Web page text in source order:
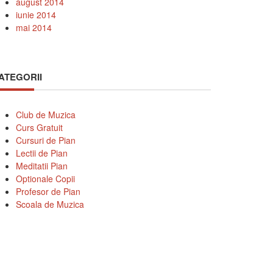
iunie 2014
mai 2014
Club de Muzica
Curs Gratuit
Cursuri de Pian
Lectii de Pian
Meditatii Pian
Optionale Copii
Profesor de Pian
Scoala de Muzica